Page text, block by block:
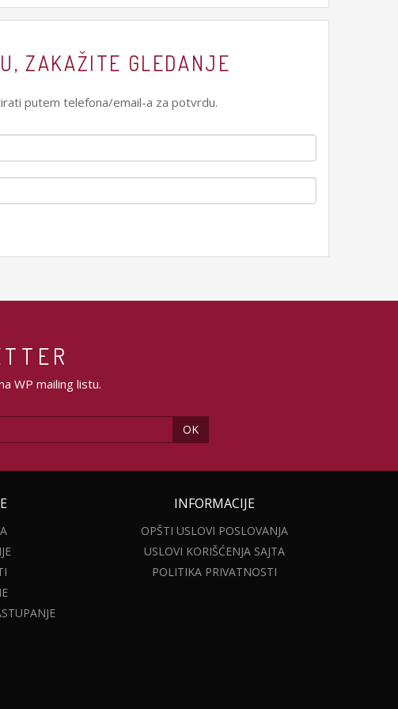
ZAKAŽITE GLEDANJE
putem telefona/email-a za potvrdu.
WP mailing listu.
OK
INFORMACIJE
OPŠTI USLOVI POSLOVANJA
USLOVI KORIŠĆENJA SAJTA
POLITIKA PRIVATNOSTI